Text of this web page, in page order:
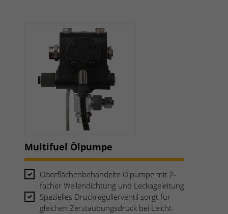
Multifuel Ölpumpe
Oberflächenbehandelte Ölpumpe mit 2-
facher Wellendichtung und Leckageleitung
Spezielles Druckregulierventil sorgt für
gleichen Zerstäubungsdruck bei Leicht-